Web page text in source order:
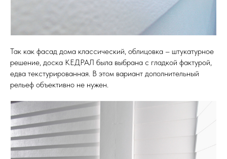
Так как фасад дома классический, облицовка – штукатурное
решение, доска КЕДРАЛ была выбрана с гладкой фактурой,
едва текстурированная. В этом вариант дополнительный
рельеф объективно не нужен.